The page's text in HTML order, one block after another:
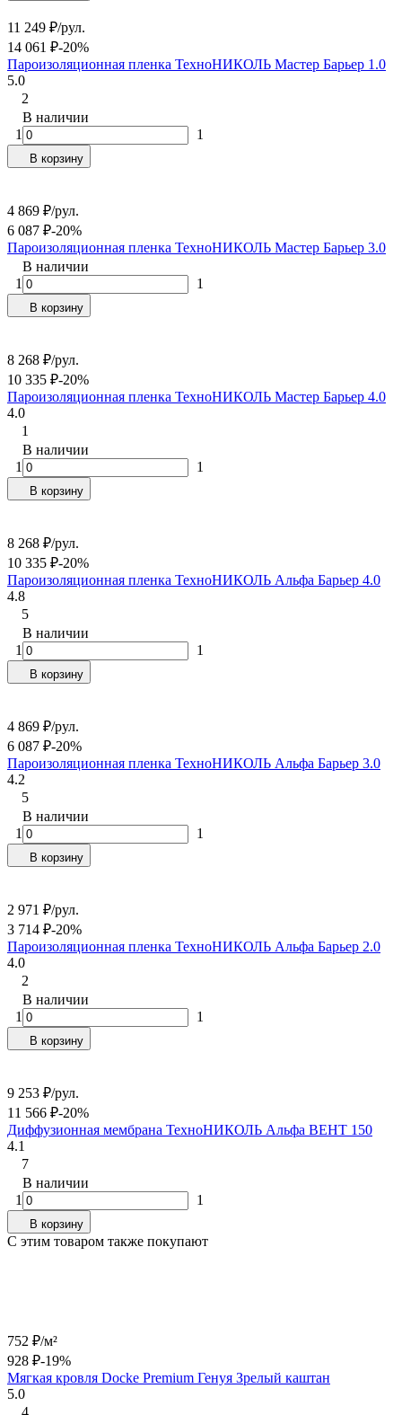
11 249 ₽/рул.
14 061 ₽-20%
Пароизоляционная пленка ТехноНИКОЛЬ Мастер Барьер 1.0
5.0
2
В наличии
1
1
В корзину
4 869 ₽/рул.
6 087 ₽-20%
Пароизоляционная пленка ТехноНИКОЛЬ Мастер Барьер 3.0
В наличии
1
1
В корзину
8 268 ₽/рул.
10 335 ₽-20%
Пароизоляционная пленка ТехноНИКОЛЬ Мастер Барьер 4.0
4.0
1
В наличии
1
1
В корзину
8 268 ₽/рул.
10 335 ₽-20%
Пароизоляционная пленка ТехноНИКОЛЬ Альфа Барьер 4.0
4.8
5
В наличии
1
1
В корзину
4 869 ₽/рул.
6 087 ₽-20%
Пароизоляционная пленка ТехноНИКОЛЬ Альфа Барьер 3.0
4.2
5
В наличии
1
1
В корзину
2 971 ₽/рул.
3 714 ₽-20%
Пароизоляционная пленка ТехноНИКОЛЬ Альфа Барьер 2.0
4.0
2
В наличии
1
1
В корзину
9 253 ₽/рул.
11 566 ₽-20%
Диффузионная мембрана ТехноНИКОЛЬ Альфа ВЕНТ 150
4.1
7
В наличии
1
1
В корзину
C этим товаром также покупают
752 ₽/м²
928 ₽-19%
Мягкая кровля Docke Premium Генуя Зрелый каштан
5.0
4